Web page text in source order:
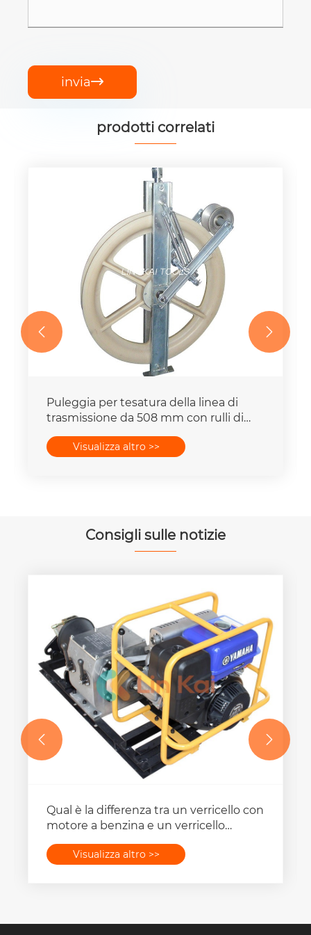
invia
prodotti correlati
Puleggia per tesatura della linea di
trasmissione da 508 mm con rulli di
Visualizza altro >>
 
Consigli sulle notizie
Qual è la differenza tra un verricello con
motore a benzina e un verricello
Visualizza altro >>
 